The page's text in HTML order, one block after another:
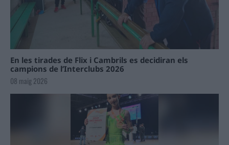
En les tirades de Flix i Cambrils es decidiran els
campions de l’Interclubs 2026
08 maig 2026